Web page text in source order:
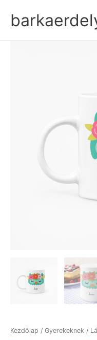
content
Kezdőlap / Gyerekeknek /